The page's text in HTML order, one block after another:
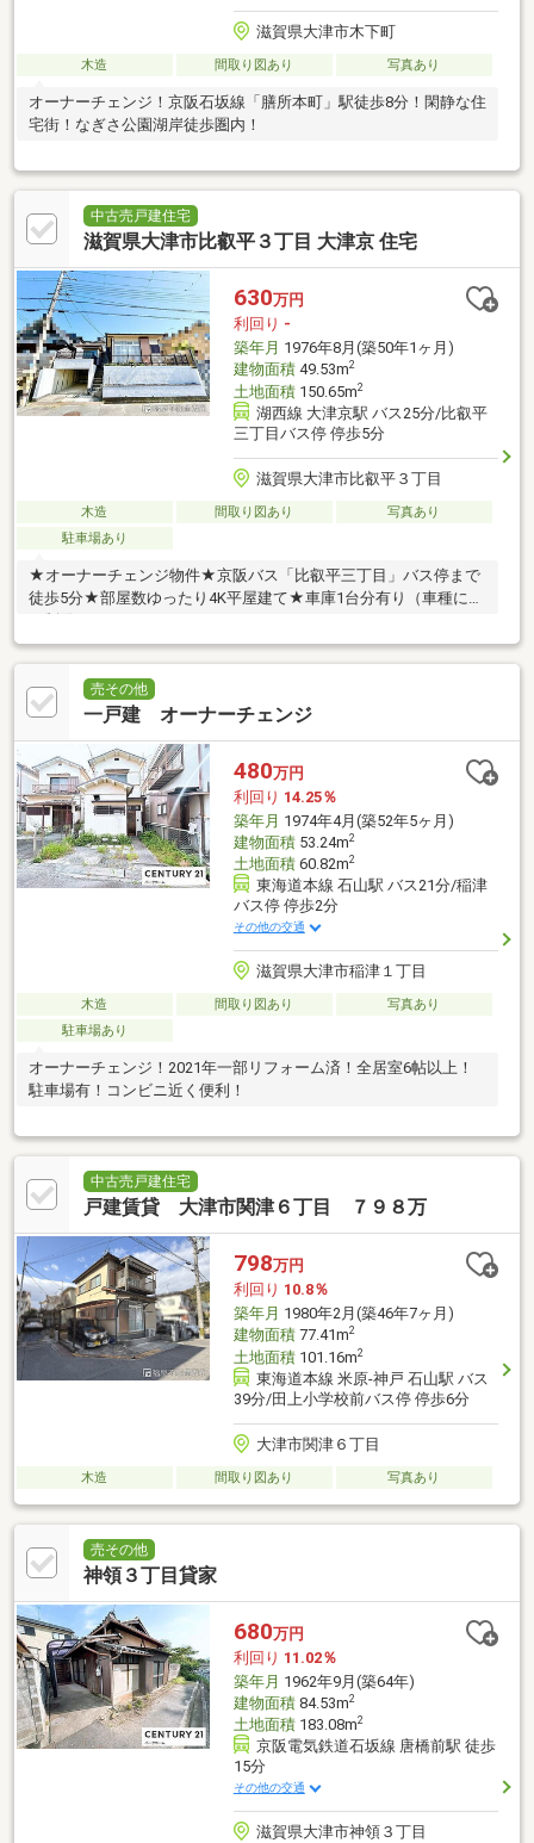
滋賀県大津市木下町
木造 間取り図あり 写真あり
オーナーチェンジ！京阪石坂線「膳所本町」駅徒歩8分！閑静な住
宅街！なぎさ公園湖岸徒歩圏内！
中古売戸建住宅
滋賀県大津市比叡平３丁目 大津京 住宅
630万円
利回り -
築年月 1976年8月(築50年1ヶ月)
建物面積49.53m2
土地面積150.65m2
湖西線 大津京駅 バス25分/比叡平
三丁目バス停 停歩5分
滋賀県大津市比叡平３丁目
木造 間取り図あり
写真あり
駐車場あり
★オーナーチェンジ物件★京阪バス「比叡平三丁目」バス停まで
徒歩5分★部屋数ゆったり4K平屋建て★車庫1台分有り（車種によ
売その他
一戸建 オーナーチェンジ
480万円
利回り 14.25％
築年月 1974年4月(築52年5ヶ月)
建物面積53.24m2
土地面積60.82m2
東海道本線 石山駅 バス21分/稲津
バス停 停歩2分
その他の交通
滋賀県大津市稲津１丁目
木造 間取り図あり
写真あり
駐車場あり
オーナーチェンジ！2021年一部リフォーム済！全居室6帖以上！
駐車場有！コンビニ近く便利！
中古売戸建住宅
戸建賃貸 大津市関津６丁目 ７９８万
798万円
利回り 10.8％
築年月 1980年2月(築46年7ヶ月)
建物面積77.41m2
土地面積101.16m2
東海道本線 米原-神戸 石山駅 バス
39分/田上小学校前バス停 停歩6分
大津市関津６丁目
木造 間取り図あり 写真あり
売その他
神領３丁目貸家
680万円
利回り 11.02％
築年月 1962年9月(築64年)
建物面積84.53m2
土地面積183.08m2
京阪電気鉄道石坂線 唐橋前駅 徒歩
15分
その他の交通
滋賀県大津市神領３丁目